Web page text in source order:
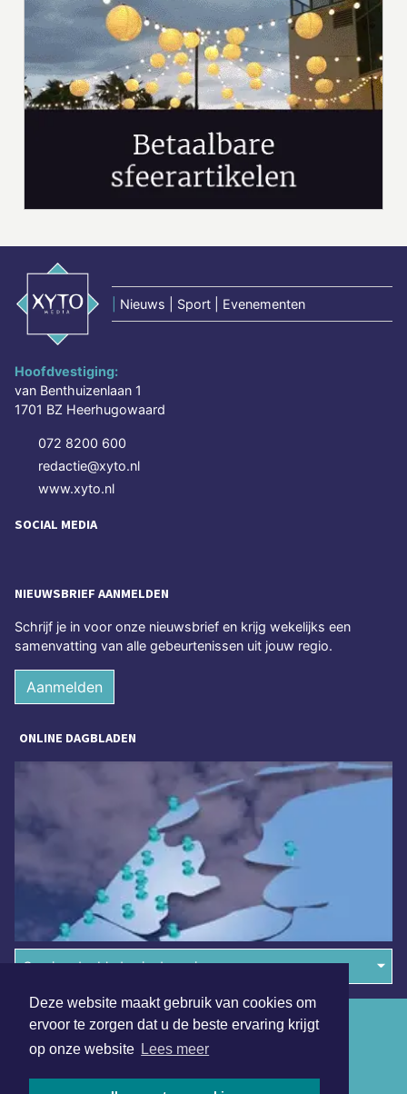
Deze website maakt gebruik van cookies om
ervoor te zorgen dat u de beste ervaring krijgt
op onze website Lees meer
Nieuws | Sport | Evenementen
Hoofdvestiging:
van Benthuizenlaan 1
1701 BZ Heerhugowaard
072 8200 600
redactie@xyto.nl
www.xyto.nl
SOCIAL MEDIA
NIEUWSBRIEF AANMELDEN
Schrijf je in voor onze nieuwsbrief en krijg wekelijks een
samenvatting van alle gebeurtenissen uit jouw regio.
Aanmelden
ONLINE DAGBLADEN
Overige dagbladen in de regio
Algemene voorwaarden
Disclaimer